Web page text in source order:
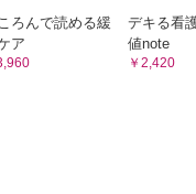
ていない
る
処置を希
いという
ろんで読める緩
ア
デキる看
値note
￥2,420